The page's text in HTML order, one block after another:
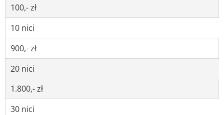
100,- zł
10 nici
900,- zł
20 nici
1.800,- zł
30 nici